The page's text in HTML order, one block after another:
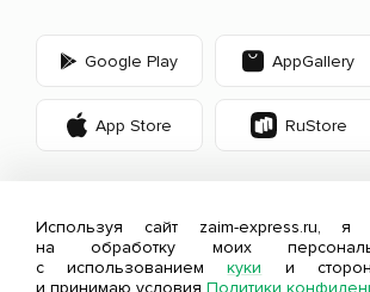
Google Play AppGallery
App Store RuStore
Используя сайт zaim-express.ru, я
на обработку моих
с использованиемкуки и
и принимаю условия Политики